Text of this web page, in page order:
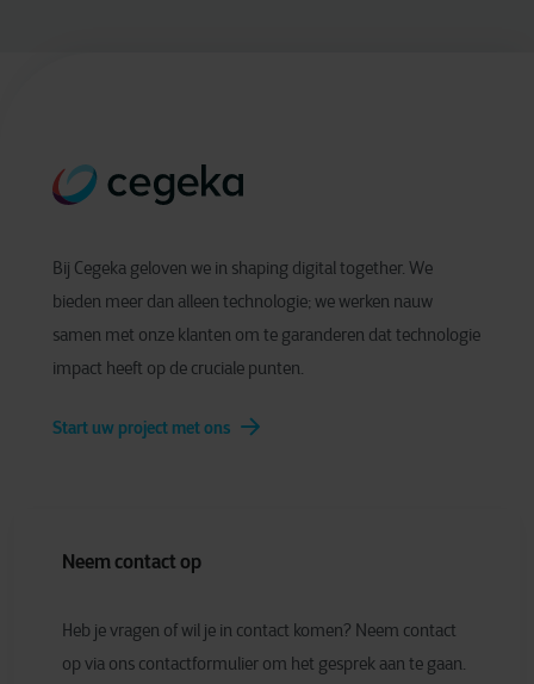
Bij Cegeka geloven we in shaping digital together. We
bieden meer dan alleen technologie; we werken nauw
samen met onze klanten om te garanderen dat technologie
impact heeft op de cruciale punten.
Start uw project met ons
Neem contact op
Heb je vragen of wil je in contact komen? Neem contact
op via ons contactformulier om het gesprek aan te gaan.